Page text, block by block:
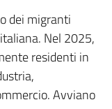
dei migranti
Nel 2025,
residenti in
Avviano